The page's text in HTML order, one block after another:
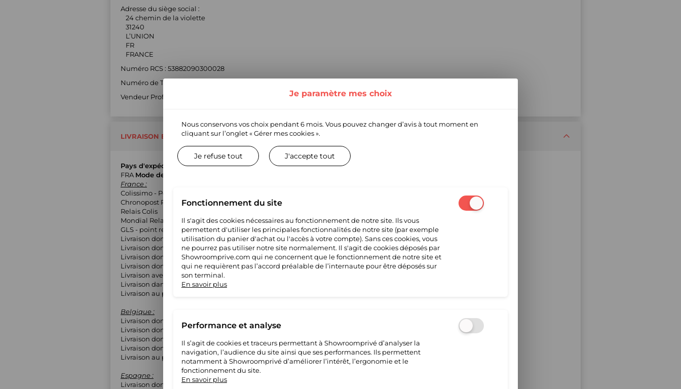
Adresse du siège social :
24 chemin de la violette
31240
L’UNION
FR
FRANCE
Numéro RCS : 53882090300028
Numéro de TVA : FR13538820903
Vendeur Professionnel : Oui
LIVRAISON ET RETOUR
Pays d'expédition
FRA Mode de livraison
France :
Colissimo - Point relais
Chronopost Relais
Relais Colis
Mondial Relay (MED)
GLS - point relais
Livraison domicile avec suivi
Livraison domicile contre signature
Livraison domicile express
Livraison domicile sans suivi
Livraison avec installation
Livraison dans la pièce sans installation
Livraison au pied de l'immeuble
Belgique :
Livraison domicile avec suivi
Livraison domicile contre signature
Livraison domicile express
Livraison domicile sans suivi
Livraison au pied de l'immeuble
Espagne :
Livraison domicile avec suivi
Je paramètre mes choix
Nous conservons vos choix pendant 6 mois. Vous pouvez changer d’avis à tout moment en
cliquant sur l’onglet« Gérer mes cookies ».
Je refuse tout J'accepte tout
Fonctionnement du site
Il s'agit des cookies nécessaires au fonctionnement de notre site. Ils vous
permettent d'utiliser les principales fonctionnalités de notre site (par exemple
utilisation du panier d'achat ou l'accès à votre compte). Sans ces cookies, vous
ne pourrez pas utiliser notre site normalement. Il s'agit de cookies déposés par
Showroomprive.com qui ne concernent que le fonctionnement de notre site et
qui ne requièrent pas l’accord préalable de l’internaute pour être déposés sur
son terminal.
En savoir plus
Performance et analyse
Il s’agit de cookies et traceurs permettant à Showroomprivé d’analyser la
navigation, l’audience du site ainsi que ses performances. Ils permettent
notamment à Showroomprivé d’améliorer l’intérêt, l’ergonomie et le
fonctionnement du site.
En savoir plus